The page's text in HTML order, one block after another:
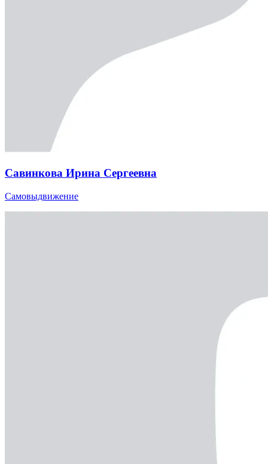
Савинкова Ирина Сергеевна
Самовыдвижение